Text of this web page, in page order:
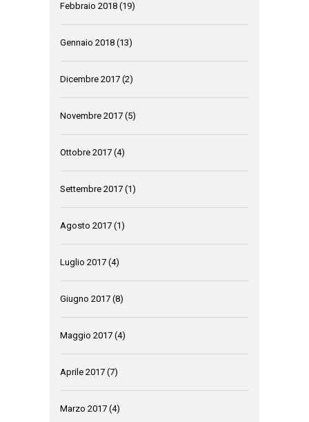
Febbraio 2018 (19)
Gennaio 2018 (13)
Dicembre 2017 (2)
Novembre 2017 (5)
Ottobre 2017 (4)
Settembre 2017 (1)
Agosto 2017 (1)
Luglio 2017 (4)
Giugno 2017 (8)
Maggio 2017 (4)
Aprile 2017 (7)
Marzo 2017 (4)